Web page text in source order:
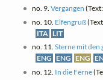
no. 9. Vergangen
no. 10. Elfengruß
ITA LIT
no. 11. Sterne mit den
ENG ENG ENG
no. 12. In die Ferne